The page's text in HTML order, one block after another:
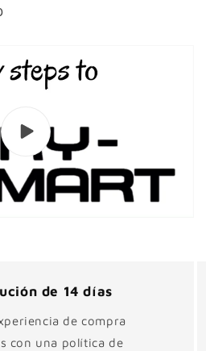
de 14 días
de compra
con una política de